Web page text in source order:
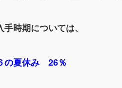
時期については、
の夏休み 26％